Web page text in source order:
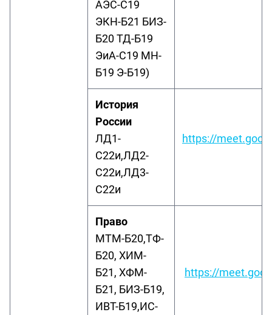
АЭС-С19
ЭКН-Б21 БИЗ-
Б20 ТД-Б19
ЭиА-С19 МН-
Б19 Э-Б19)
История
России
ЛД1-
С22и,ЛД2-
С22и,ЛД3-
С22и
https://
Право
МТМ-Б20,ТФ-
Б20, ХИМ-
Б21, ХФМ-
Б21, БИЗ-Б19,
ИВТ-Б19,ИС-
https://